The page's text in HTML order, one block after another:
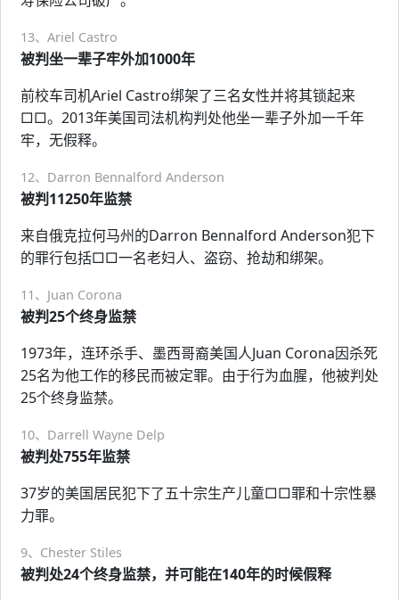
13、Ariel Castro
被判坐一辈子牢外加1000年
前校车司机Ariel Castro绑架了三名女性并将其锁起来
□□。2013年美国司法机构判处他坐一辈子外加一千年
牢，无假释。
12、Darron Bennalford Anderson
被判11250年监禁
来自俄克拉何马州的Darron Bennalford Anderson犯下
的罪行包括□□一名老妇人、盗窃、抢劫和绑架。
11、Juan Corona
被判25个终身监禁
1973年，连环杀手、墨西哥裔美国人Juan Corona因杀死
25名为他工作的移民而被定罪。由于行为血腥，他被判处
25个终身监禁。
10、Darrell Wayne Delp
被判处755年监禁
37岁的美国居民犯下了五十宗生产儿童□□罪和十宗性暴
力罪。
9、Chester Stiles
被判处24个终身监禁，并可能在140年的时候假释